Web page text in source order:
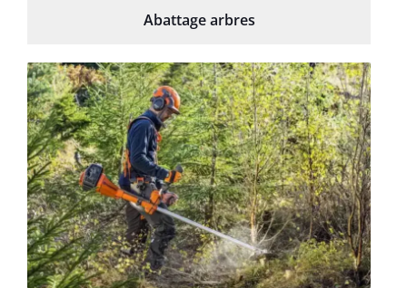
Abattage arbres